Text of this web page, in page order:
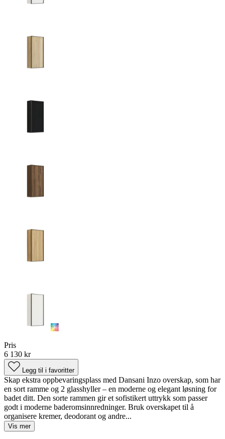
Pris
6 130 kr
Legg til i favoritter
Skap ekstra oppbevaringsplass med Dansani Inzo overskap, som har
en sort ramme og 2 glasshyller – en moderne og elegant løsning for
badet ditt. Den sorte rammen gir et sofistikert uttrykk som passer
godt i moderne baderomsinnredninger. Bruk overskapet til å
organisere kremer, deodorant og andre...
Vis mer